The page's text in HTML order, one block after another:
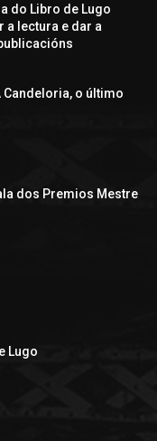
do Libro de Lugo
a lectura e dar a
o último
dos Premios Mestre
Lugo